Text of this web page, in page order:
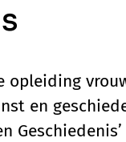
opleiding
en